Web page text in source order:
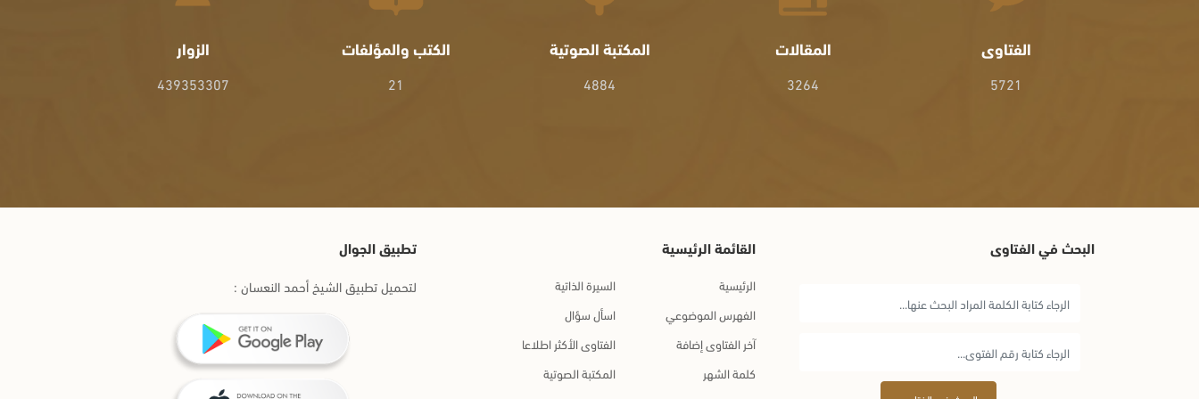
الفتاوى
5721
المقالات
3264
المكتبة الصوتية
4884
الكتب والمؤلفات
21
الزوار
439353307
البحث في الفتاوى القائمة الرئيسية
الرئيسية
السيرة الذاتية
الفهرس الموضوعي
اسأل سؤال
آخر الفتاوى إضافة
الفتاوى الأكثر اطلاعا
كلمة الشهر
المكتبة الصوتية
تطبيق الجوال
لتحميل تطبيق الشيخ أحمد النعسان :